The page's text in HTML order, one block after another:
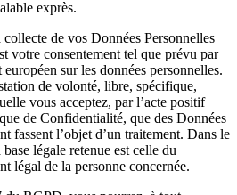
exprès.
de vos Données Personnelles
votre consentement tel que prévu par
sur les données personnelles.
de volonté, libre, spécifique,
vous acceptez, par l’acte positif
de Confidentialité, que des Données
fassent l’objet d’un traitement. Dans le
légale retenue est celle du
légal de la personne concernée.